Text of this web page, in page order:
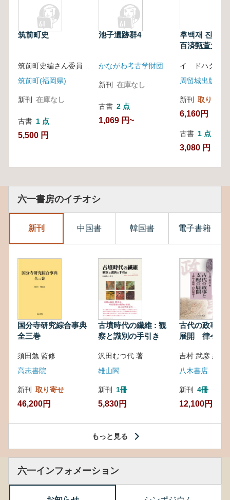
筑前町史
筑前町(福岡県)
新刊 在庫なし
古書 1 点
5,500 円
池子遺跡群4
かながわ考古学財団
新刊 在庫なし
古書 2 点
1,069 円~
후백재 진훤대
百済甄萱大王)
イ ドハク
周留城出版
新刊 取り寄せ
6,160円
古書 1 点
3,080 円
六一書房のイチオシ
新刊 中国書 韓国書 電子書籍
国分寺研究綜合事典
全三巻
須田勉 監修
高志書院
新刊 取り寄せ
46,200円
古墳時代の繊維 : 観
察と識別の手引き
沢田むつ代 著
雄山閣
新刊 1冊
5,830円
古代の政事と
展開 律令・
吉村 武彦 編集
八木書店
新刊 4冊
12,100円
もっと見る
六一インフォメーション